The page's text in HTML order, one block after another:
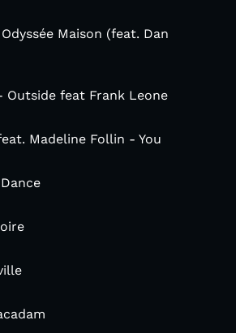
Maison (feat. Dan
Outside feat Frank Leone
Madeline Follin - You